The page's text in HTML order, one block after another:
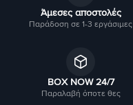
Άμεσες αποστολές
Παράδοση σε 1-3 εργάσιμες
BOX NOW 24/7
Παραλαβή όποτε θες